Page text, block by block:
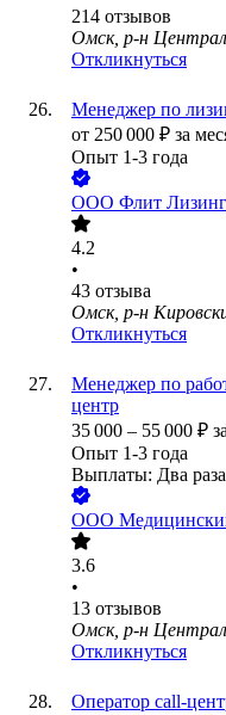
214 отзывов
Омск, р-н
Откликнуться
Менеджер по
от 250 000 ₽ за
Опыт 1-3 года
ООО Флит Лизинг
4.2
•
43 отзыва
Омск, р-н
Откликнуться
Менеджер по
центр
35 000 – 55 000 ₽
Опыт 1-3 года
Выплаты: Два
ООО
3.6
•
13 отзывов
Омск, р-н
Откликнуться
Оператор call-